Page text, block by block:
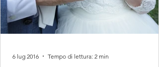
6 lug 2016 Tempo di lettura: 2 min